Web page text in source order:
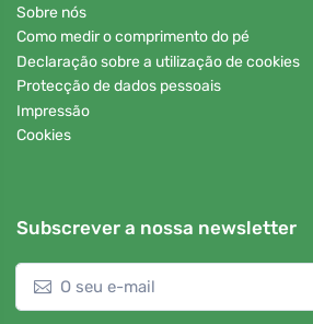
Sobre nós
Como medir o comprimento do pé
Declaração sobre a utilização de cookies
Protecção de dados pessoais
Impressão
Cookies
Subscrever a nossa newsletter